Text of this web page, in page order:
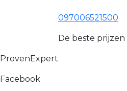
097006521500
De beste
ProvenExpert
Facebook